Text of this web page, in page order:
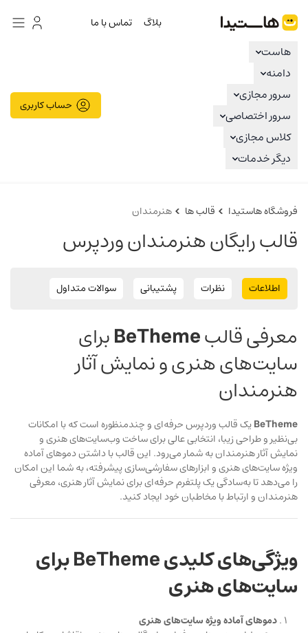
هاستیدا بلاگ تماس با ما
هاست
دامنه
سرور مجازی
سرور اختصاصی
کلاس مجازی
دیگر خدمات
حساب کاربری
فروشگاه هاستیدا قالب ها هنرمندان
قالب رایگان هنرمندان وردپرس
اطلاعات نظرات پشتیبانی سوالات متداول
معرفی قالبBeThemeبرای
سایت‌های هنری و نمایش آثار
هنرمندان
BeThemeیک قالب وردپرس حرفه‌ای و چندمنظوره است که با امکانات
بی‌نظیر و طراحی زیبا، انتخابی عالی برای ساخت وب‌سایت‌های هنری و
نمایش آثار هنرمندان به شمار می‌رود. این قالب با داشتن دموهای آماده
ویژه سایت‌های هنری و ابزارهای سفارشی‌سازی پیشرفته، به شما این امکان
را می‌دهد تا به‌سادگی یک پلتفرم حرفه‌ای برای نمایش آثار هنری، معرفی
هنرمندان و ارتباط با مخاطبان خود ایجاد کنید.
ویژگی‌های کلیدی BeTheme برای
سایت‌های هنری
دموهای آماده ویژه سایت‌های هنری